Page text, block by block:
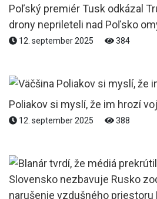
Poľský premiér Tusk odkázal
drony neprileteli nad Poľsko
12. september 2025 384
Poliakov si myslí, že im hrozí
12. september 2025 388